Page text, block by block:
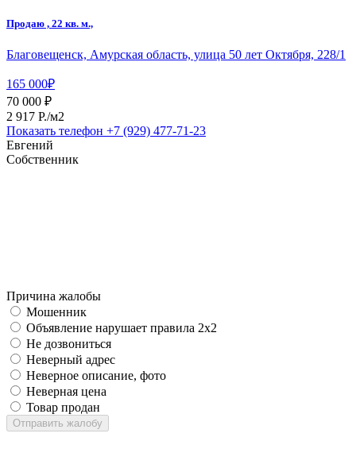
Продаю , 22 кв. м.,
Благовещенск, Амурская область, улица 50 лет Октября, 228/1
165 000₽
70 000 ₽
2 917 P./м2
Показать телефон +7 (929) 477-71-23
Евгений
Собственник
Причина жалобы
Мошенник
Объявление нарушает правила 2x2
Не дозвониться
Неверный адрес
Неверное описание, фото
Неверная цена
Товар продан
Отправить жалобу